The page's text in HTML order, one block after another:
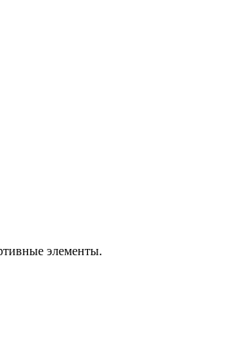
элементы.